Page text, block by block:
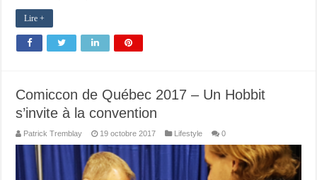
Lire +
Comiccon de Québec 2017 – Un Hobbit
s’invite à la convention
Patrick Tremblay 19 octobre 2017 Lifestyle 0